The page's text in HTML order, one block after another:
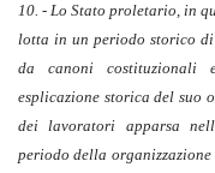
10. - Lo Stato proletario, in
lotta in un periodo storico
da canoni costituzionali
esplicazione storica del suo
dei lavoratori apparsa
periodo della